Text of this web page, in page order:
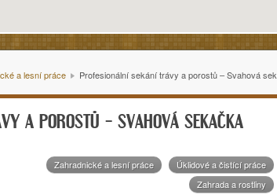
a lesní práce Profesionální sekání trávy a porostů – Svahová sekačka SPIDER
A POROSTŮ – SVAHOVÁ SEKAČKA
Zahradnické a lesní práce
Úklidové a čistící práce
Zahrada a rostliny